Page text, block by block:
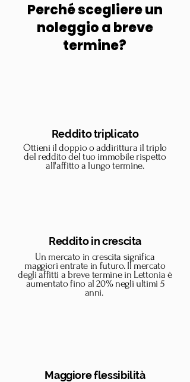
Perché scegliere un
noleggio a breve
termine?
Reddito triplicato
Ottieni il doppio o addirittura il triplo
del reddito del tuo immobile rispetto
all'affitto a lungo termine.
Reddito in crescita
Un mercato in crescita significa
maggiori entrate in futuro. Il mercato
degli affitti a breve termine in Lettonia è
aumentato fino al 20% negli ultimi 5
anni.
Maggiore flessibilità